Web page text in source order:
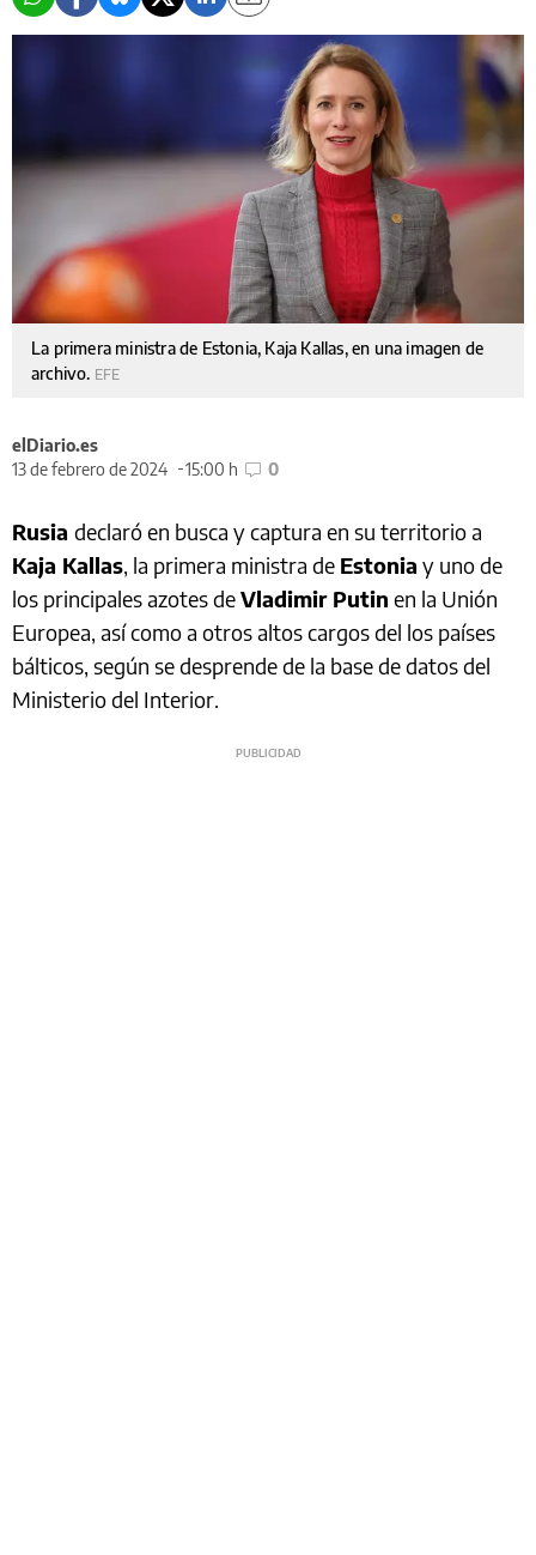
La primera ministra de Estonia, Kaja Kallas, en una imagen de
archivo. EFE
elDiario.es
13 de febrero de 2024
15:00 h 0
Rusia declaró en busca y captura en su territorio a
Kaja Kallas, la primera ministra de Estonia y uno de
los principales azotes deVladimir Putin en la Unión
Europea, así como a otros altos cargos del los países
bálticos, según se desprende de la base de datos del
Ministerio del Interior.